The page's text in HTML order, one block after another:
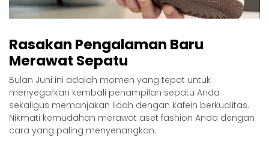
Rasakan Pengalaman Baru
Merawat Sepatu
Bulan Juni ini adalah momen yang tepat untuk
menyegarkan kembali penampilan sepatu Anda
sekaligus memanjakan lidah dengan kafein berkualitas.
Nikmati kemudahan merawat aset fashion Anda dengan
cara yang paling menyenangkan.